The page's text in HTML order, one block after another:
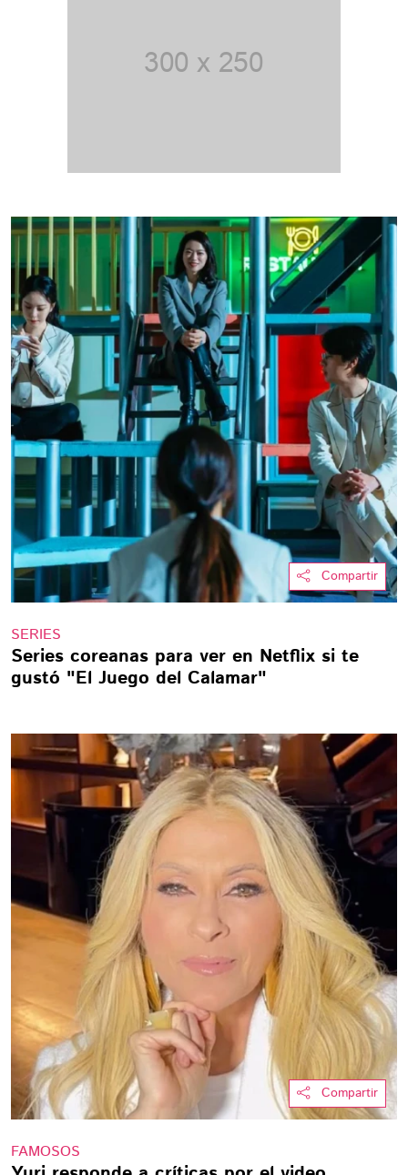
Compartir
SERIES
Series coreanas para ver en Netflix si te
gustó "El Juego del Calamar"
Compartir
FAMOSOS